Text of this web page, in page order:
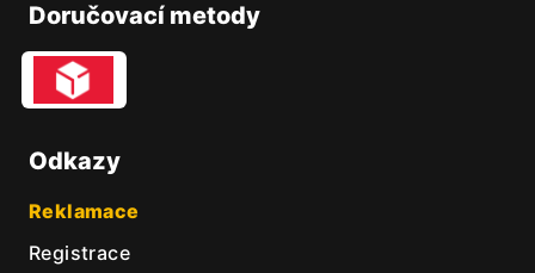
Doručovací metody
Odkazy
Reklamace
Registrace